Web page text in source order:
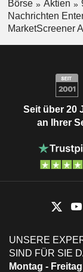
Börse Aktien
Nachrichten
MarketScreener
Seit über 20
an Ihrer
UNSERE
SIND FÜR SIE
Montag -